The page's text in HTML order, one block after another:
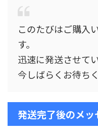
このたびはご購入
す。
迅速に発送させて
今しばらくお待ち
発送完了後のメッ